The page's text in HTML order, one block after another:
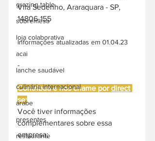
grazing table
sobremesa
loja colaborativa
acai
lanche saudável
culinária internacional
árabe
presentes
restaurante
Vila Sedenho, Araraquara - SP,
14806-155
Informações atualizadas em 01.04.23
-
Contribua e nos chame por direct
se:
Você tiver informações
complementares sobre essa
empresa;